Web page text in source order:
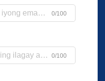
0/100
0/100